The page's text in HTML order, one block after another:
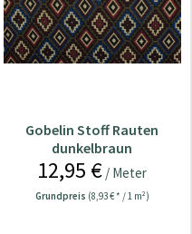
Gobelin Stoff Rauten
dunkelbraun
12,95 € / Meter
Grundpreis (8,93 € * / 1 m²)